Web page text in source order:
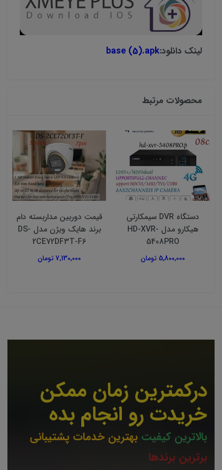
لینک دانلود:base (5).apk
محصولات مرتبط
دستگاه DVR سیمکارتی
هیکارو مدل HD-XVR-
5408PRO
5,800,000 تومان
قیمت دوربین مداربسته دام
برند هایک ویژن مدل DS-
2CE72DF3T-F6
7,130,000 تومان
درکمترین زمان ممکن
خریدت رو انجام بده
بالاترین کیفیت بهترین خدمات پشتیبانی
برترین برندها